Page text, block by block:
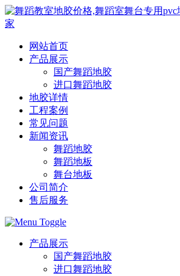
网站首页
产品展示
国产舞蹈地胶
进口舞蹈地胶
地胶详情
工程案例
常见问题
新闻资讯
舞蹈地胶
舞蹈地板
舞台地板
公司简介
售后服务
产品展示
国产舞蹈地胶
进口舞蹈地胶